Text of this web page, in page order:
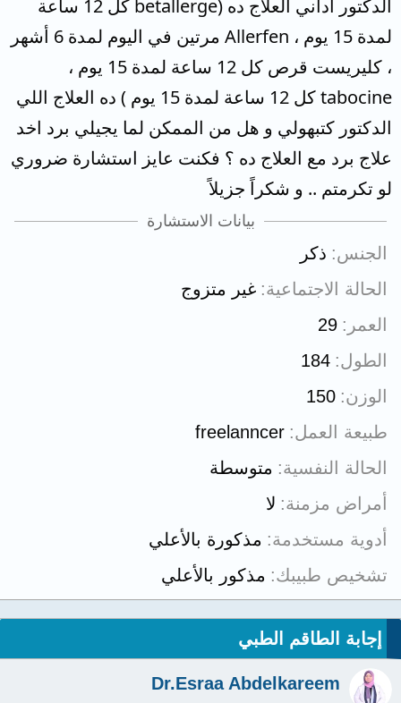
الدكتور اداني العلاج ده (betallerge كل 12 ساعة
لمدة 15 يوم ، Allerfen مرتين في اليوم لمدة 6 أشهر
، كليريست قرص كل 12 ساعة لمدة 15 يوم ،
tabocine كل 12 ساعة لمدة 15 يوم ) ده العلاج اللي
الدكتور كتبهولي و هل من الممكن لما يجيلي برد اخد
علاج برد مع العلاج ده ؟ فكنت عايز استشارة ضروري
لو تكرمتم .. و شكراً جزيلاً
بيانات الاستشارة
الجنس ذكر
الحالة الاجتماعية غير متزوج
العمر
29
الطول 184
الوزن 150
طبيعة العمل freelanncer
الحالة النفسية
متوسطة
أمراض مزمنة لا
أدوية مستخدمة
مذكورة بالأعلي
تشخيص طبيبك
مذكور بالأعلي
إجابة الطاقم الطبي
Dr.Esraa Abdelkareem